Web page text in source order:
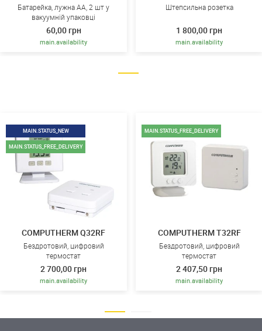
Батарейка, лужна AA, 2 шт у
вакуумній упаковці
60,00 грн
main.availability
Штепсильна розетка
1 800,00 грн
main.availability
MAIN.STATUS_NEW
MAIN.STATUS_FREE_DELIVERY
COMPUTHERM Q32RF
Бездротовий, цифровий
термостат
2 700,00 грн
main.availability
MAIN.STATUS_FREE_DELIVERY
COMPUTHERM T32RF
Бездротовий, цифровий
термостат
2 407,50 грн
main.availability